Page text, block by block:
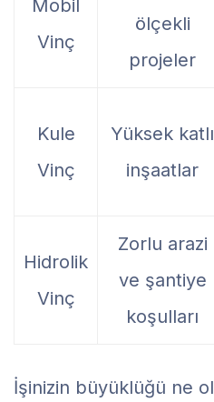
Mobil
Vinç
ölçekli
projeler
Kule
Vinç
Yüksek katlı
inşaatlar
Hidrolik
Vinç
Zorlu arazi
ve şantiye
koşulları
İşinizin büyüklüğü ne